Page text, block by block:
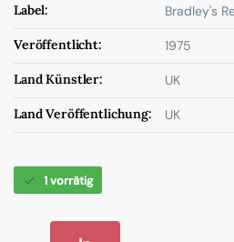
Label: Bradley's
Veröffentlicht: 1975
Land Künstler: UK
Land Veröffentlichung: UK
1 vorrätig